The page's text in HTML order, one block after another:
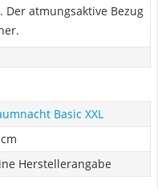
Der atmungsaktive Bezug
Basic XXL
Herstellerangabe